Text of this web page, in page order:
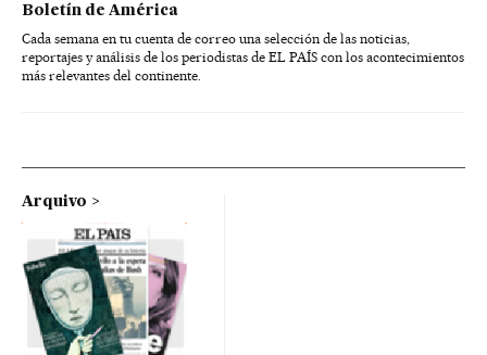
Boletín de América
Cada semana en tu cuenta de correo una selección de las noticias,
reportajes y análisis de los periodistas de EL PAÍS con los acontecimientos
más relevantes del continente.
Arquivo